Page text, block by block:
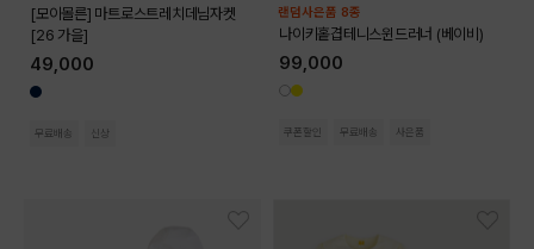
[모이몰른] 마트로스트레치데님자켓
[26 가을]
49,000
무료배송 신상
랜덤사은품 8종
나이키홑겹테니스윈드러너 (베이비)
99,000
쿠폰할인 무료배송 사은품